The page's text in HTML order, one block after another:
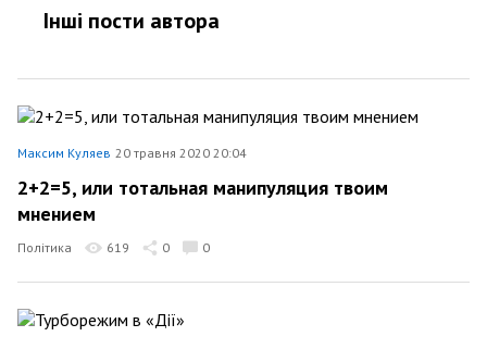
Інші пости автора
Максим Куляев 20 травня 2020 20:04
2+2=5, или тотальная манипуляция твоим
мнением
Політика 619 0 0